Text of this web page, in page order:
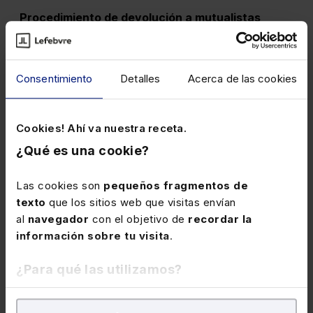
Consentimiento Detalles Acerca de las cookies
Cookies! Ahí va nuestra receta.
¿Qué es una cookie?
Las cookies son pequeños fragmentos de
texto que los sitios web que visitas envían
al navegador con el objetivo de recordar la
información sobre tu visita.
¿Para qué las utilizamos?
En Lefebvre utilizamos las cookies confines
Procedimiento de devolución a mutualistas
resultante de la aplicación de la LIRPF disp. trans. 2ª.
Activos financieros con rendimiento mixto.
Novedades en tarifas, mínimos personales y
familiares y deducciones autonómicas.
Nueva deducción por obtención de
rendimientos del trabajo.
Modificaciones en obligaciones de información
financiera y nuevas declaraciones
Últimos pronunciamientos de los tribunales,
entre otros: